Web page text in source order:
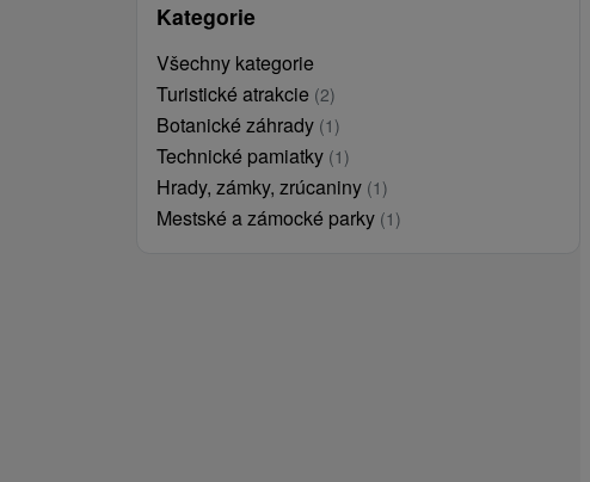
Kategorie
Všechny kategorie
Turistické atrakcie (2)
Botanické záhrady (1)
Technické pamiatky (1)
Hrady, zámky, zrúcaniny (1)
Mestské a zámocké parky (1)